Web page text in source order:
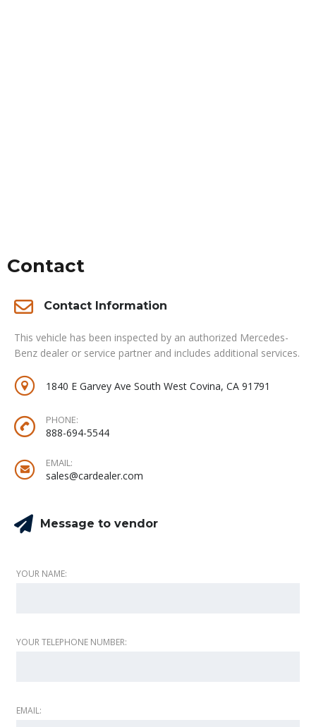
Contact
Contact Information
This vehicle has been inspected by an authorized Mercedes-
Benz dealer or service partner and includes additional services.
1840 E Garvey Ave South West Covina, CA 91791
PHONE:
888-694-5544
EMAIL:
sales@cardealer.com
Message to vendor
YOUR NAME:
YOUR TELEPHONE NUMBER:
EMAIL: